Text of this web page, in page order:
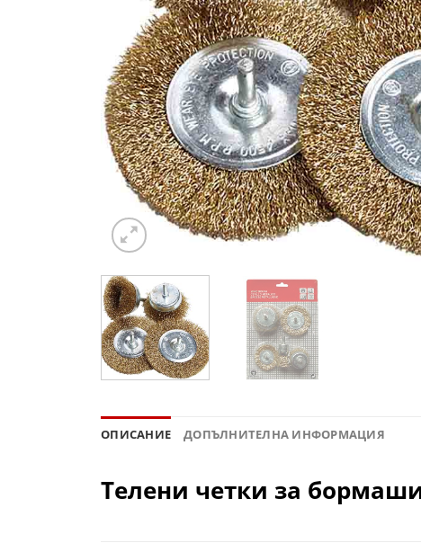
ОПИСАНИЕ ДОПЪЛНИТЕЛНА ИНФОРМАЦИЯ
Телени четки за